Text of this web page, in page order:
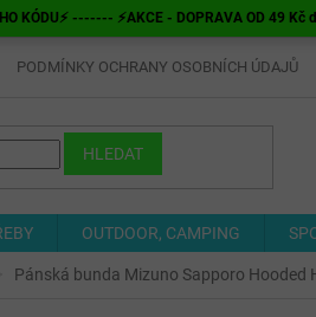
KÓDU⚡ ------- ⚡AKCE - DOPRAVA OD 49
PODMÍNKY OCHRANY OSOBNÍCH ÚDAJŮ
HLEDAT
OUTDOOR, CAMPING
Pánská bunda Mizuno Sapporo Hooded